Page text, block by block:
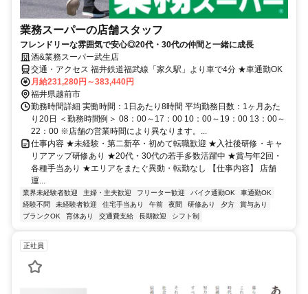
業務スーパーの店舗スタッフ
フレンドリーな雰囲気で安心◎20代・30代の仲間と一緒に成長
酒&業務スーパー武生店
交通・アクセス 福井鉄道福武線「家久駅」より車で4分 ★車通勤OK
月給231,280円～383,440円
福井県越前市
勤務時間詳細 実働時間：1日あたり8時間 平均勤務日数：1ヶ月あた
り20日 ＜勤務時間例＞ 08：00～17：00 10：00～19：00 13：00～
22：00 ※店舗の営業時間により異なります。...
仕事内容 ★未経験・第二新卒・初めて転職歓迎 ★入社後研修・キャ
リアアップ研修あり ★20代・30代の若手多数活躍中 ★賞与年2回・
各種手当あり ★エリアをまたぐ異動・転勤なし 【仕事内容】 店舗
運...
業界未経験者歓迎 主婦・主夫歓迎 フリーター歓迎 バイク通勤OK
車通勤OK
経験不問
未経験者歓迎 住宅手当あり 午前 夜間 研修あり 夕方
賞与あり
ブランクOK
育休あり 交通費支給 長期歓迎 シフト制
正社員